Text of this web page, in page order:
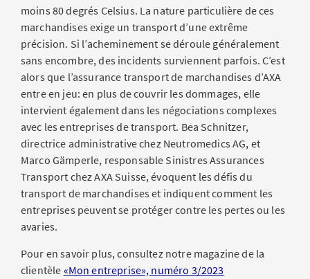
moins 80 degrés Celsius. La nature particulière de ces
marchandises exige un transport d’une extrême
précision. Si l’acheminement se déroule généralement
sans encombre, des incidents surviennent parfois. C’est
alors que l’assurance transport de marchandises d’AXA
entre en jeu: en plus de couvrir les dommages, elle
intervient également dans les négociations complexes
avec les entreprises de transport. Bea Schnitzer,
directrice administrative chez Neutromedics AG, et
Marco Gämperle, responsable Sinistres Assurances
Transport chez AXA Suisse, évoquent les défis du
transport de marchandises et indiquent comment les
entreprises peuvent se protéger contre les pertes ou les
avaries.
Pour en savoir plus, consultez notre magazine de la
clientèle «Mon entreprise», numéro 3/2023